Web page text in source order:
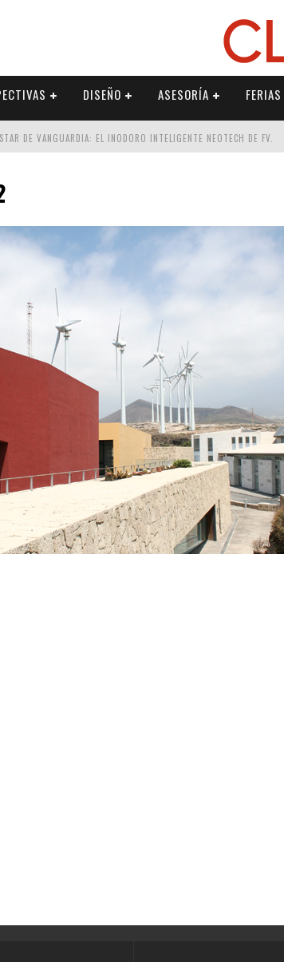
DISEÑO ASESORÍA FERIAS
DE VANGUARDIA: EL INODORO INTELIGENTE NEOTECH DE FV.
CONSTANCIA DETRÁS DE LA PALETERÍA
ACABADOS DORADOS DE FV PARA ELEVAR TU ESPACIO
SAINT-GOBAIN